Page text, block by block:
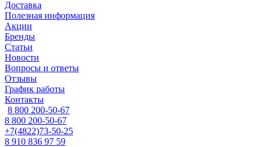
Доставка
Полезная информация
Акции
Бренды
Статьи
Новости
Вопросы и ответы
Отзывы
График работы
Контакты
8 800 200-50-67
8 800 200-50-67
+7(4822)73-50-25
8 910 836 97 59